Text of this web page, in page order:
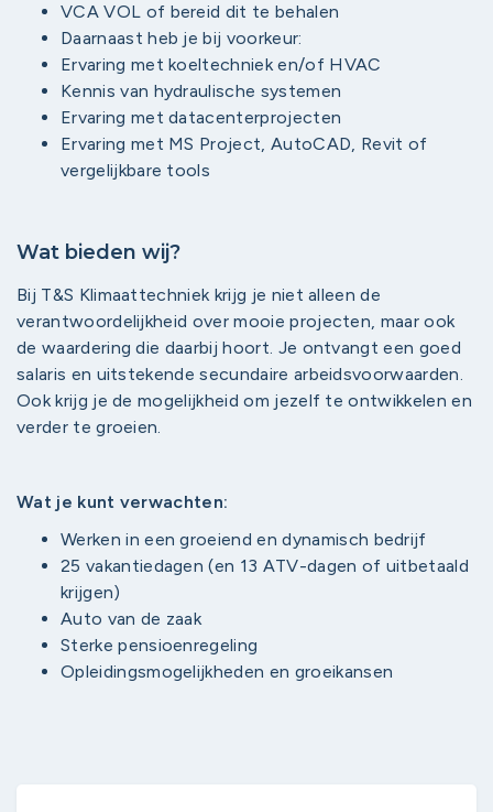
VCA VOL of bereid dit te behalen
Daarnaast heb je bij voorkeur:
Ervaring met koeltechniek en/of HVAC
Kennis van hydraulische systemen
Ervaring met datacenterprojecten
Ervaring met MS Project, AutoCAD, Revit of
vergelijkbare tools
Wat bieden wij?
Bij T&S Klimaattechniek krijg je niet alleen de
verantwoordelijkheid over mooie projecten, maar ook
de waardering die daarbij hoort. Je ontvangt een goed
salaris en uitstekende secundaire arbeidsvoorwaarden.
Ook krijg je de mogelijkheid om jezelf te ontwikkelen en
verder te groeien.
Wat je kunt verwachten:
Werken in een groeiend en dynamisch bedrijf
25 vakantiedagen (en 13 ATV-dagen of uitbetaald
krijgen)
Auto van de zaak
Sterke pensioenregeling
Opleidingsmogelijkheden en groeikansen